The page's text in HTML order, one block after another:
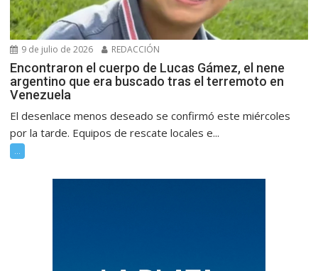
9 de julio de 2026 REDACCIÓN
Encontraron el cuerpo de Lucas Gámez, el nene
argentino que era buscado tras el terremoto en
Venezuela
El desenlace menos deseado se confirmó este miércoles
por la tarde. Equipos de rescate locales e...